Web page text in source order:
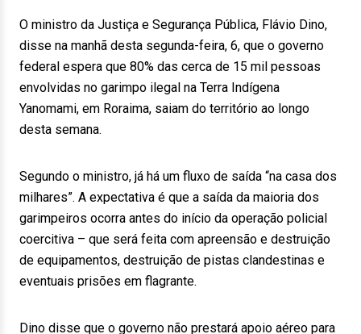
O ministro da Justiça e Segurança Pública, Flávio Dino,
disse na manhã desta segunda-feira, 6, que o governo
federal espera que 80% das cerca de 15 mil pessoas
envolvidas no garimpo ilegal na Terra Indígena
Yanomami, em Roraima, saiam do território ao longo
desta semana.
Segundo o ministro, já há um fluxo de saída “na casa dos
milhares”. A expectativa é que a saída da maioria dos
garimpeiros ocorra antes do início da operação policial
coercitiva – que será feita com apreensão e destruição
de equipamentos, destruição de pistas clandestinas e
eventuais prisões em flagrante.
Dino disse que o governo não prestará apoio aéreo para